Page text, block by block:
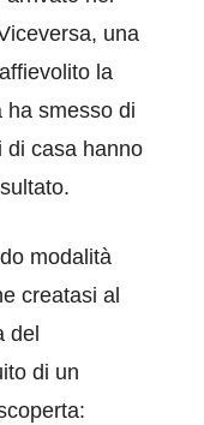
una
la
ha smesso di
di casa hanno
modalità
creatasi al
del
di un